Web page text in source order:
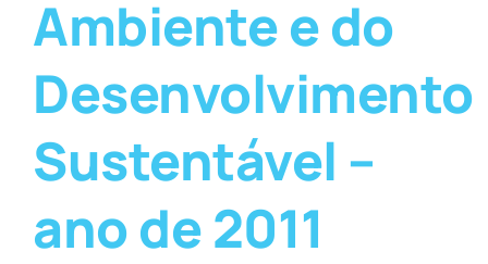
Ambiente e do
Desenvolvimento
Sustentável –
ano de 2011